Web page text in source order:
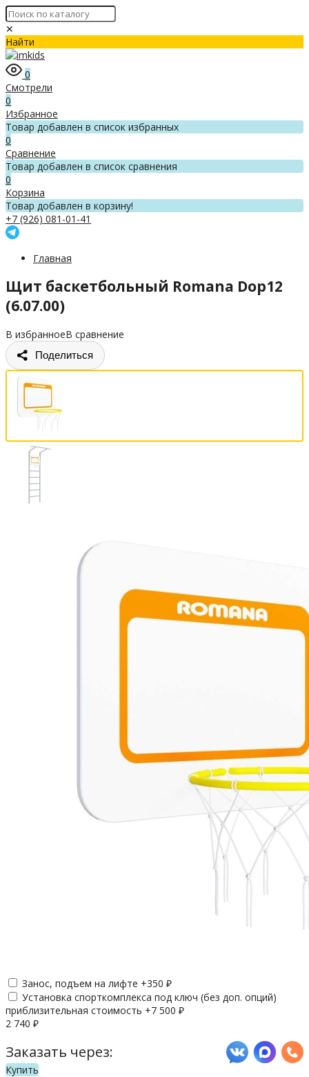
✕
Найти
0
Смотрели
0
Избранное
Товар добавлен в список избранных
0
Сравнение
Товар добавлен в список сравнения
0
Корзина
Товар добавлен в корзину!
+7 (926) 081-01-41
Главная
Щит баскетбольный Romana Dop12
(6.07.00)
В избранноеВ сравнение
Поделиться
Занос, подъем на лифте +350 ₽
Установка спорткомплекса под ключ (без доп. опций)
приблизительная стоимость +7 500 ₽
2 740 ₽
Заказать через:
Купить